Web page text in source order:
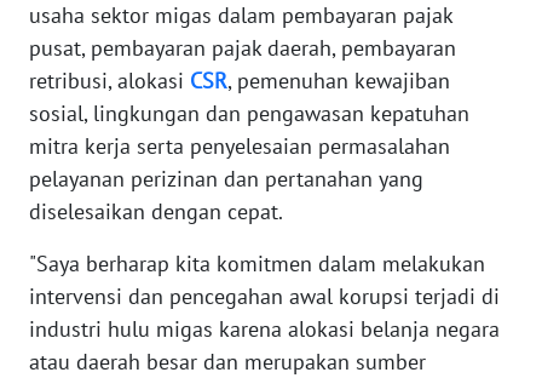
usaha sektor migas dalam pembayaran pajak
pusat, pembayaran pajak daerah, pembayaran
retribusi, alokasi CSR, pemenuhan kewajiban
sosial, lingkungan dan pengawasan kepatuhan
mitra kerja serta penyelesaian permasalahan
pelayanan perizinan dan pertanahan yang
diselesaikan dengan cepat.
"Saya berharap kita komitmen dalam melakukan
intervensi dan pencegahan awal korupsi terjadi di
industri hulu migas karena alokasi belanja negara
atau daerah besar dan merupakan sumber
WN
KEPRI
WN
PAPUA
WN
BARAT
WN
RIAU